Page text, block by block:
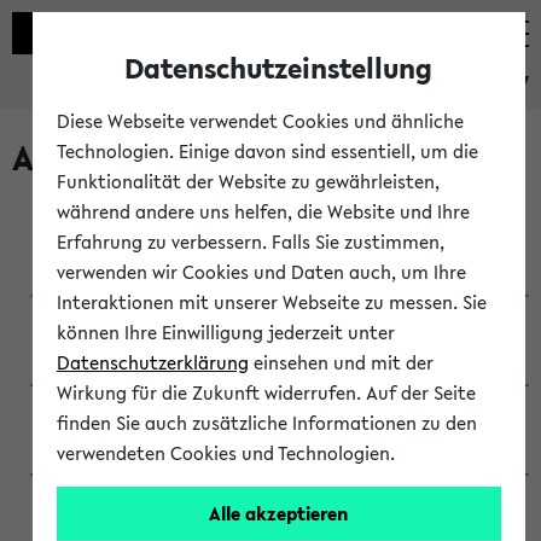
eKVV
Archivierte Studiengänge
Anglistik: British and American Studies / B.A.
(Einschreibung bis WiSe 16/17)
Anglistik: British and American Studies / B.A.
(Einschreibung bis SoSe 2015)
Anglistik: British and American Studies / B.A.
(Einschreibung bis SoSe 2013)
Anglistik: British and American Studies / Ba
(Einschreibung bis SoSe 2011)
Datenschutzeinstellung
Diese Webseite verwendet Cookies und ähnliche
Technologien. Einige davon sind essentiell, um die
Funktionalität der Website zu gewährleisten,
während andere uns helfen, die Website und Ihre
Erfahrung zu verbessern. Falls Sie zustimmen,
verwenden wir Cookies und Daten auch, um Ihre
Interaktionen mit unserer Webseite zu messen. Sie
können Ihre Einwilligung jederzeit unter
Datenschutzerklärung einsehen und mit der
Wirkung für die Zukunft widerrufen. Auf der Seite
finden Sie auch zusätzliche Informationen zu den
verwendeten Cookies und Technologien.
Alle akzeptieren